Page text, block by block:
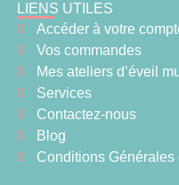
LIENS UTILES
Accéder à votre
Vos commandes
Mes ateliers d’éveil
Services
Contactez-nous
Blog
Conditions Générales